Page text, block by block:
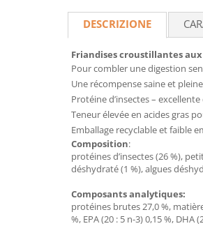
DESCRIZIONE
Friandises croustillantes
Pour combler une digestion
Une récompense saine et
Protéine d’insectes –
Teneur élevée en acides gras
Emballage recyclable et faible
Composition:
protéines d’insectes (26 %),
déshydraté (1 %), algues
Composants analytiques:
protéines brutes 27,0 %,
%, EPA (20 : 5 n-3) 0,15 %, DHA